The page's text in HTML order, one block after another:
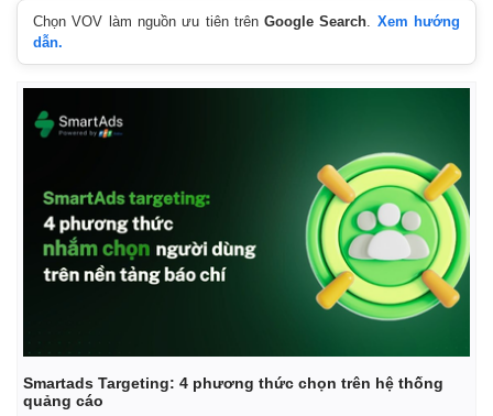
Kinh tế
Bất động sản
Thị trường
Chọn VOV làm nguồn ưu tiên trênGoogle Search. Xem hướng
dẫn.
Smartads Targeting: 4 phương thức chọn trên hệ thống
quảng cáo